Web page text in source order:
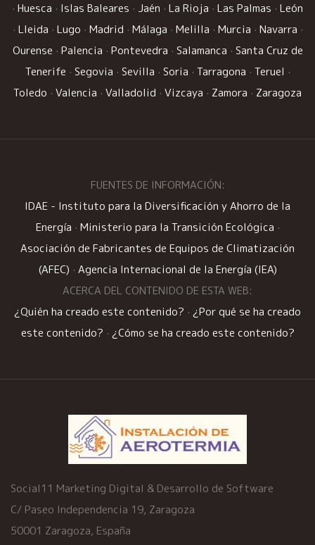
· Huesca · Islas Baleares · Jaén · La Rioja · Las Palmas · León
· Lleida · Lugo · Madrid · Málaga · Melilla · Murcia · Navarra ·
Ourense · Palencia · Pontevedra · Salamanca · Santa Cruz de
Tenerife · Segovia · Sevilla · Soria · Tarragona · Teruel ·
Toledo · Valencia · Valladolid · Vizcaya · Zamora · Zaragoza
FUENTES DE INFORMACIÓN:
IDAE - Instituto para la Diversificación y Ahorro de la
Energía · Ministerio para la Transición Ecológica ·
Asociación de Fabricantes de Equipos de Climatización
(AFEC) · Agencia Internacional de la Energía (IEA)
ACERCA DEL CONTENIDO DE ESTA WEB:
¿Quién ha creado este contenido? · ¿Por qué se ha creado
este contenido? · ¿Cómo se ha creado este contenido?
Social11 Marketing Digital & Desarrollo de Software
C/ Paseo Independencia 19, Zaragoza
50001 Zaragoza, España